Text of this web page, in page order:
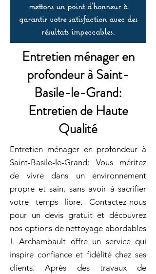
mettons un point d’honneur à
garantir votre satisfaction avec des
résultats impeccables.
Entretien ménager en
profondeur à Saint-
Basile-le-Grand:
Entretien de Haute
Qualité
Entretien ménager en profondeur à
Saint-Basile-le-Grand: Vous méritez
de vivre dans un environnement
propre et sain, sans avoir à sacrifier
votre temps libre. Contactez-nous
pour un devis gratuit et découvrez
nos options de nettoyage abordables
!. Archambault offre un service qui
inspire confiance et fidélité chez ses
clients. Après des travaux de